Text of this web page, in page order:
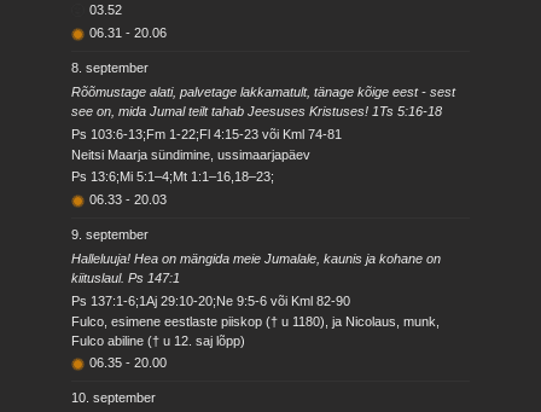
03.52
06.31 - 20.06
8. september
Rõõmustage alati, palvetage lakkamatult, tänage kõige eest - sest
see on, mida Jumal teilt tahab Jeesuses Kristuses! 1Ts 5:16-18
Ps 103:6-13;Fm 1-22;Fl 4:15-23 või Kml 74-81
Neitsi Maarja sündimine, ussimaarjapäev
Ps 13:6;Mi 5:1–4;Mt 1:1–16,18–23;
06.33 - 20.03
9. september
Halleluuja! Hea on mängida meie Jumalale, kaunis ja kohane on
kiituslaul. Ps 147:1
Ps 137:1-6;1Aj 29:10-20;Ne 9:5-6 või Kml 82-90
Fulco, esimene eestlaste piiskop († u 1180), ja Nicolaus, munk,
Fulco abiline († u 12. saj lõpp)
06.35 - 20.00
10. september